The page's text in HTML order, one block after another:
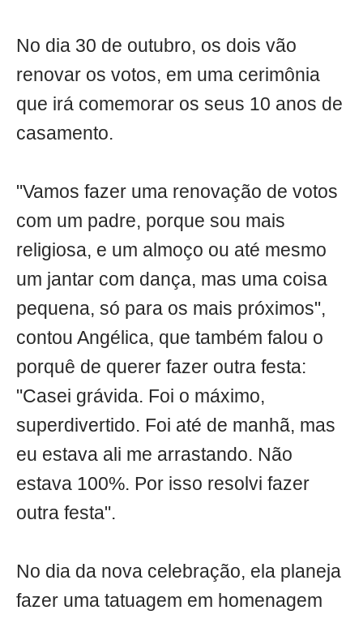
No dia 30 de outubro, os dois vão
renovar os votos, em uma cerimônia
que irá comemorar os seus 10 anos de
casamento.
"Vamos fazer uma renovação de votos
com um padre, porque sou mais
religiosa, e um almoço ou até mesmo
um jantar com dança, mas uma coisa
pequena, só para os mais próximos",
contou Angélica, que também falou o
porquê de querer fazer outra festa:
"Casei grávida. Foi o máximo,
superdivertido. Foi até de manhã, mas
eu estava ali me arrastando. Não
estava 100%. Por isso resolvi fazer
outra festa".
No dia da nova celebração, ela planeja
fazer uma tatuagem em homenagem